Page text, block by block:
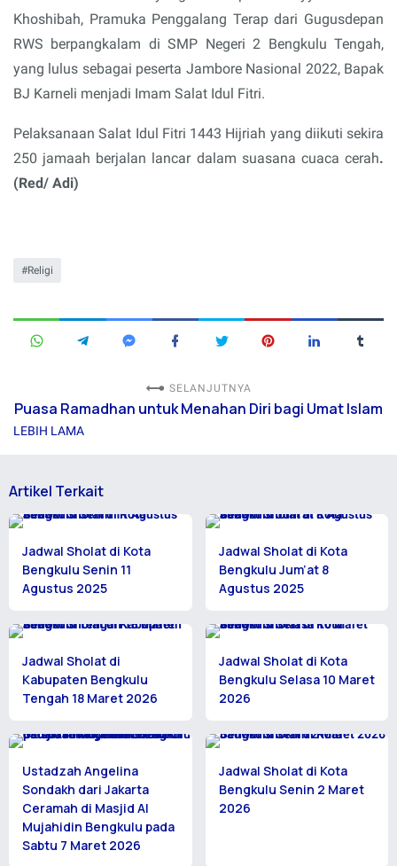
Khoshibah, Pramuka Penggalang Terap dari Gugusdepan
RWS berpangkalam di SMP Negeri 2 Bengkulu Tengah,
yang lulus sebagai peserta Jambore Nasional 2022, Bapak
BJ Karneli menjadi Imam Salat Idul Fitri.
Pelaksanaan Salat Idul Fitri 1443 Hijriah yang diikuti sekira
250 jamaah berjalan lancar dalam suasana cuaca cerah.
(Red/ Adi)
Religi
SELANJUTNYA
Puasa Ramadhan untuk Menahan Diri bagi Umat Islam
LEBIH LAMA
Artikel Terkait
Jadwal Sholat di Kota
Bengkulu Senin 11
Agustus 2025
Jadwal Sholat di Kota
Bengkulu Jum’at 8
Agustus 2025
Jadwal Sholat di
Kabupaten Bengkulu
Tengah 18 Maret 2026
Jadwal Sholat di Kota
Bengkulu Selasa 10 Maret
2026
Ustadzah Angelina
Sondakh dari Jakarta
Ceramah di Masjid Al
Mujahidin Bengkulu pada
Sabtu 7 Maret 2026
Jadwal Sholat di Kota
Bengkulu Senin 2 Maret
2026